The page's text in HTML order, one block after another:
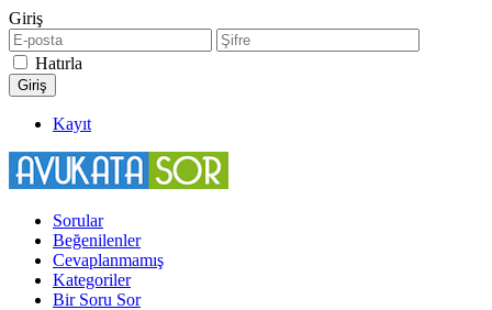
Giriş
Hatırla
Kayıt
Sorular
Beğenilenler
Cevaplanmamış
Kategoriler
Bir Soru Sor